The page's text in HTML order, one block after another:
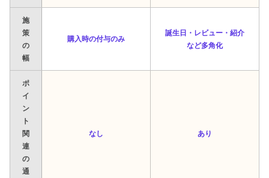
施
策
の
幅
購入時の付与のみ
誕生日・レビュー・紹介
など多角化
ポ
イ
ン
ト
関
連
の
通
なし あり